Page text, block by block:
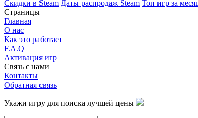
Скидки в Steam Даты распродаж Steam Топ игр за
Страницы
Главная
О нас
Как это работает
F.A.Q
Активация игр
Связь с нами
Контакты
Обратная связь
Укажи игру для поиска лучшей цены